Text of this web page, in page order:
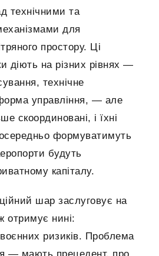
технічними та
для
простору. Ці
діють на різних рівнях —
технічне
управління, — але
скоординовані, і їхні
формуватимуть
будуть
капіталу.
шар заслуговує на
отримує нині:
ризиків. Проблема